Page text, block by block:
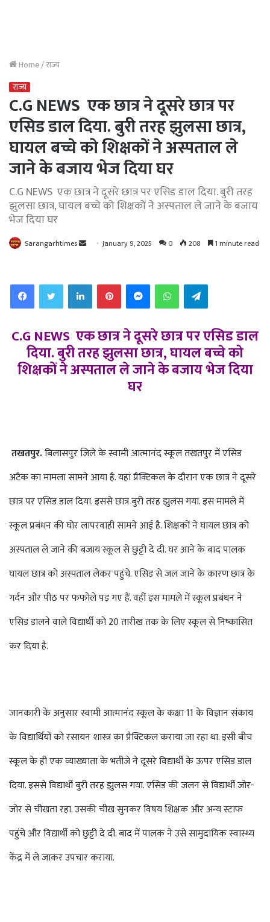
Home/राज्य
राज्य
C.G NEWS एक छात्र ने दूसरे छात्र पर
एसिड डाल दिया. बुरी तरह झुलसा छात्र,
घायल बच्चे को शिक्षकों ने अस्पताल ले
जाने के बजाय भेज दिया घर
C.G NEWS एक छात्र ने दूसरे छात्र पर एसिड डाल दिया. बुरी तरह
झुलसा छात्र, घायल बच्चे को शिक्षकों ने अस्पताल ले जाने के बजाय
भेज दिया घर
Sarangarhtimes
Send January 9, 2025 0 208 1 minute read
FacebookTwitterLinkedInPinterestMessengerWhatsAppTelegram
C.G NEWS एक छात्र ने दूसरे छात्र पर एसिड डाल
दिया. बुरी तरह झुलसा छात्र, घायल बच्चे को
शिक्षकों ने अस्पताल ले जाने के बजाय भेज दिया
घर
तखतपुर.बिलासपुर जिले के स्वामी आत्मानंद स्कूल तखतपुर में एसिड
अटैक का मामला सामने आया है. यहां प्रैक्टिकल के दौरान एक छात्र ने दूसरे
छात्र पर एसिड डाल दिया. इससे छात्र बुरी तरह झुलस गया. इस मामले में
स्कूल प्रबंधन की घोर लापरवाही सामने आई है. शिक्षकों ने घायल छात्र को
अस्पताल ले जाने की बजाय स्कूल से छुट्टी दे दी. घर आने के बाद पालक
घायल छात्र को अस्पताल लेकर पहुंचे. एसिड से जल जाने के कारण छात्र के
गर्दन और पीठ पर फफोले पड़ गए हैं. वहीं इस मामले में स्कूल प्रबंधन ने
एसिड डालने वाले विद्यार्थी को 20 तारीख तक के लिए स्कूल से निष्कासित
कर दिया है.
जानकारी के अनुसार स्वामी आत्मानंद स्कूल के कक्षा 11 के विज्ञान संकाय
के विद्यार्थियों को रसायन शास्त्र का प्रैक्टिकल कराया जा रहा था. इसी बीच
स्कूल के ही एक व्याख्याता के भतीजे ने दूसरे विद्यार्थी के ऊपर एसिड डाल
दिया. इससे विद्यार्थी बुरी तरह झुलस गया. एसिड की जलन से विद्यार्थी जोर-
जोर से चीखता रहा. उसकी चीख सुनकर विषय शिक्षक और अन्य स्टाफ
पहुंचे और विद्यार्थी को छुट्टी दे दी. बाद में पालक ने उसे सामुदायिक स्वास्थ्य
केंद्र में ले जाकर उपचार कराया.